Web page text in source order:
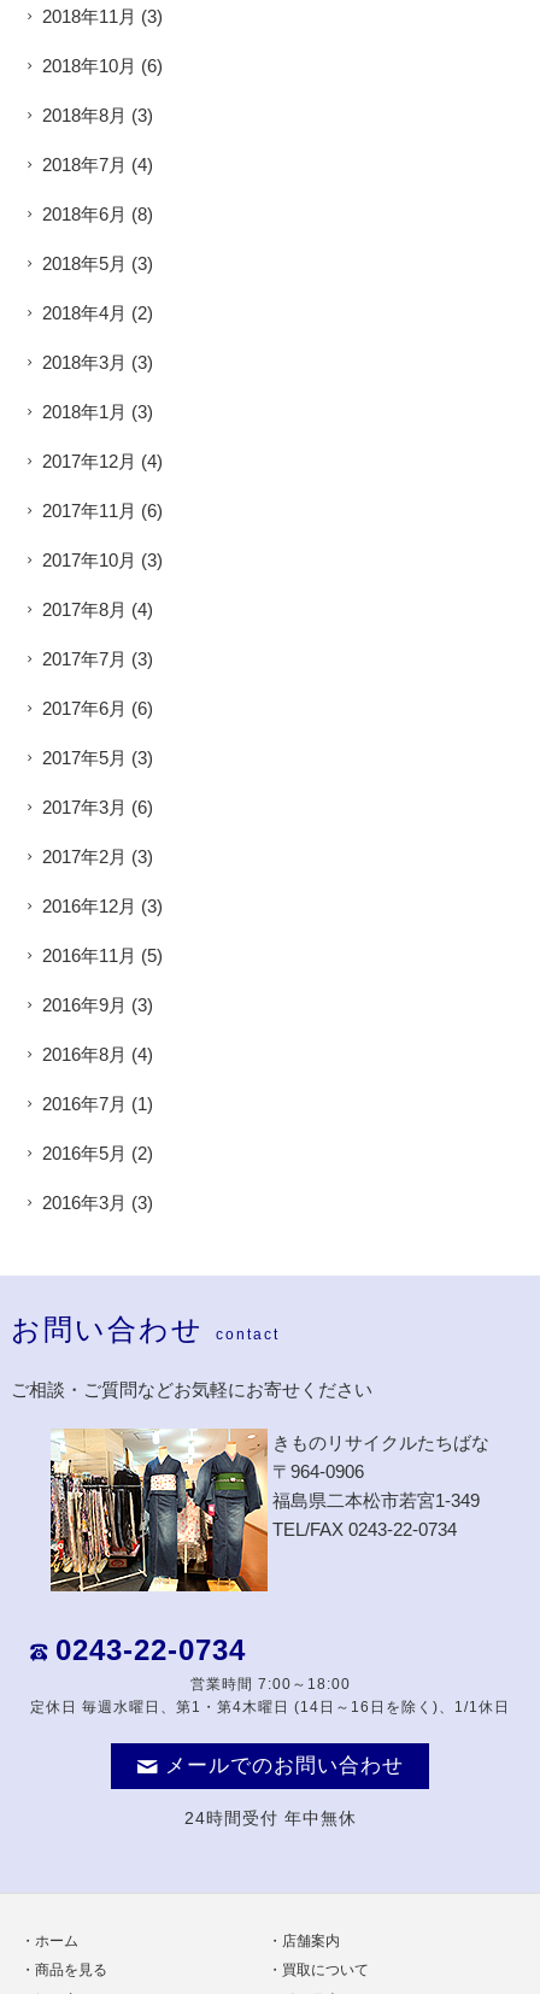
2018年11月 (3)
2018年10月 (6)
2018年8月 (3)
2018年7月 (4)
2018年6月 (8)
2018年5月 (3)
2018年4月 (2)
2018年3月 (3)
2018年1月 (3)
2017年12月 (4)
2017年11月 (6)
2017年10月 (3)
2017年8月 (4)
2017年7月 (3)
2017年6月 (6)
2017年5月 (3)
2017年3月 (6)
2017年2月 (3)
2016年12月 (3)
2016年11月 (5)
2016年9月 (3)
2016年8月 (4)
2016年7月 (1)
2016年5月 (2)
2016年3月 (3)
お問い合わせ contact
ご相談・ご質問などお気軽にお寄せください
きものリサイクルたちばな
〒964-0906
福島県二本松市若宮1-349
TEL/FAX 0243-22-0734
0243-22-0734
営業時間 7:00～18:00
定休日 毎週水曜日、第1・第4木曜日 (14日～16日を除く)、1/1休日
メールでのお問い合わせ
24時間受付 年中無休
ホーム
店舗案内
商品を見る
買取について